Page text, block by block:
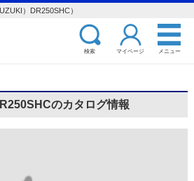
）DR250SHC）
検索 マイページ メニュー
のカタログ情報